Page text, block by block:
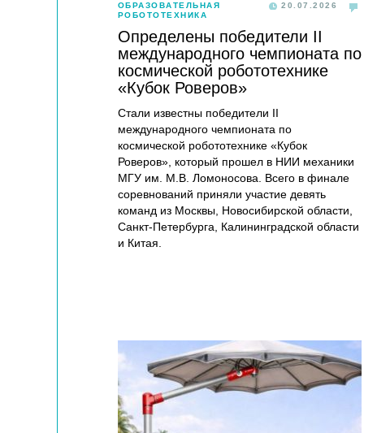
ОБРАЗОВАТЕЛЬНАЯ
РОБОТОТЕХНИКА
20.07.2026
Определены победители II
международного чемпионата по
космической робототехнике
«Кубок Роверов»
Стали известны победители II
международного чемпионата по
космической робототехнике «Кубок
Роверов», который прошел в НИИ механики
МГУ им. М.В. Ломоносова. Всего в финале
соревнований приняли участие девять
команд из Москвы, Новосибирской области,
Санкт-Петербурга, Калининградской области
и Китая.